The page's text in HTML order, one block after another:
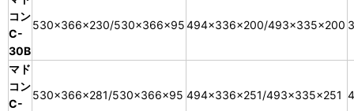
コン
C-
30B
530×366×230/530×366×95494×336×200/493×335×200
マド
コン
C-
530×366×281/530×366×95 494×336×251/493×335×251